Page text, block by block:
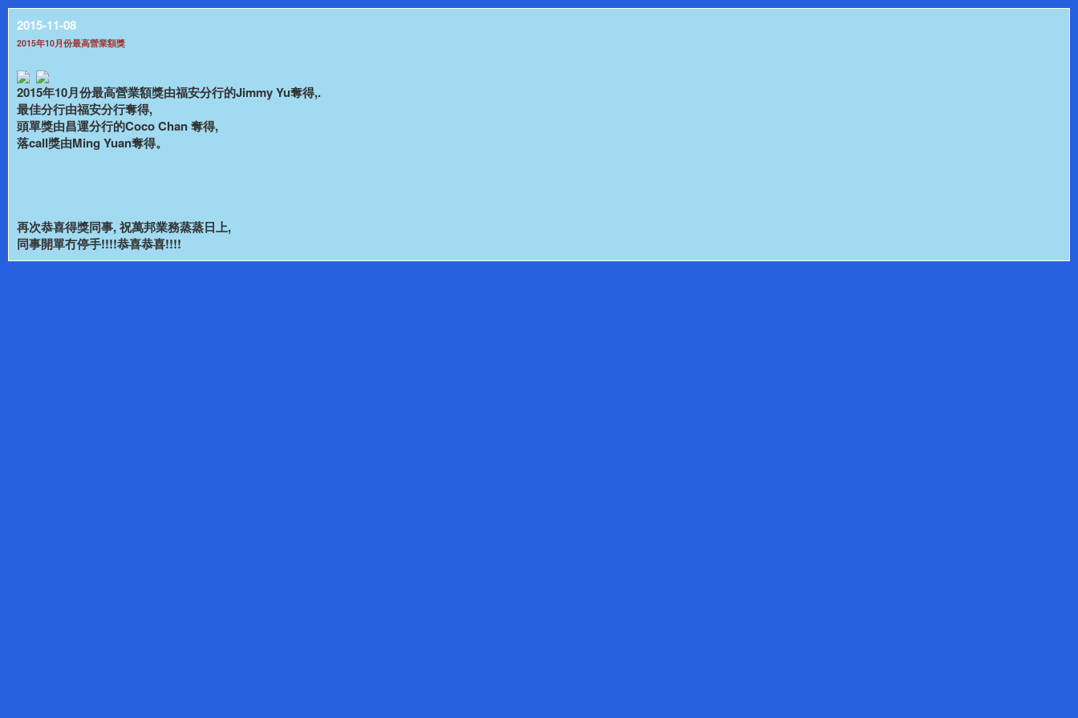
2015-11-08
2015年10月份最高營業額獎
2015年10月份最高營業額獎由福安分行的Jimmy Yu奪得,.
最佳分行由福安分行奪得,
頭單獎由昌運分行的Coco Chan 奪得,
落call獎由Ming Yuan奪得。
再次恭喜得獎同事, 祝萬邦業務蒸蒸日上,
同事開單冇停手!!!!恭喜恭喜!!!!